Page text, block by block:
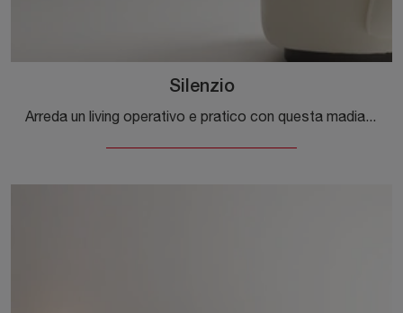
Silenzio
Arreda un living operativo e pratico con questa madia Silenzio di Desiree: scopri le più esclusive Madie in laccato opaco.